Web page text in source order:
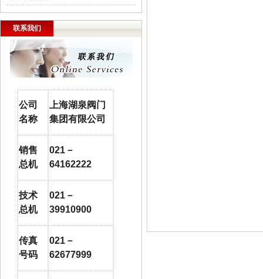
联系我们
公司
名称
上海湖泉阀门
集团有限公司
销售
总机
021 －
64162222
技术
总机
021 －
39910900
传真
号码
021 －
62677999